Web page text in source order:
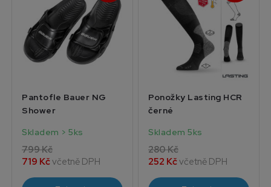
Pantofle Bauer NG
Shower
Skladem > 5ks
799 Kč
719 Kčvčetně DPH
Ponožky Lasting HCR
černé
Skladem 5ks
280 Kč
252 Kčvčetně DPH